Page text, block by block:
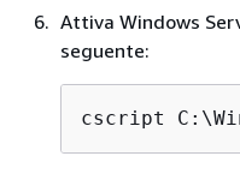
Attiva Windows
seguente:
cscript